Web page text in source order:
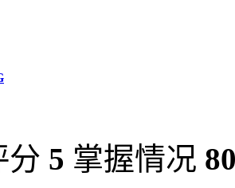
分 5 掌握情况